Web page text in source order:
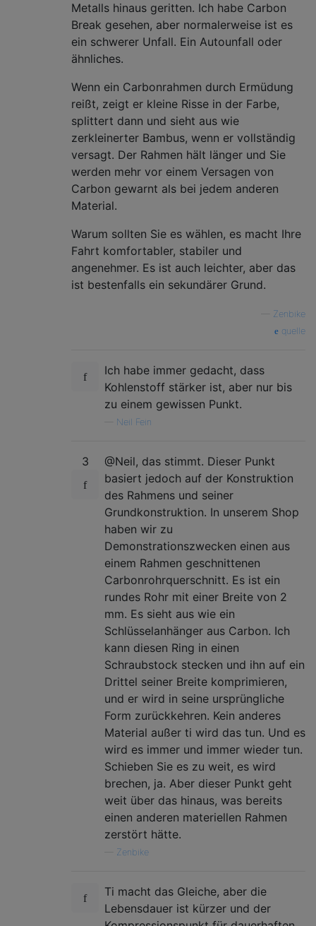
Metalls hinaus geritten. Ich habe Carbon
Break gesehen, aber normalerweise ist es
ein schwerer Unfall. Ein Autounfall oder
ähnliches.
Wenn ein Carbonrahmen durch Ermüdung
reißt, zeigt er kleine Risse in der Farbe,
splittert dann und sieht aus wie
zerkleinerter Bambus, wenn er vollständig
versagt. Der Rahmen hält länger und Sie
werden mehr vor einem Versagen von
Carbon gewarnt als bei jedem anderen
Material.
Warum sollten Sie es wählen, es macht Ihre
Fahrt komfortabler, stabiler und
angenehmer. Es ist auch leichter, aber das
ist bestenfalls ein sekundärer Grund.
Zenbike
quelle
Ich habe immer gedacht, dass
Kohlenstoff stärker ist, aber nur bis
zu einem gewissen Punkt.
Neil Fein
3
@Neil, das stimmt. Dieser Punkt
basiert jedoch auf der Konstruktion
des Rahmens und seiner
Grundkonstruktion. In unserem Shop
haben wir zu
Demonstrationszwecken einen aus
einem Rahmen geschnittenen
Carbonrohrquerschnitt. Es ist ein
rundes Rohr mit einer Breite von 2
mm. Es sieht aus wie ein
Schlüsselanhänger aus Carbon. Ich
kann diesen Ring in einen
Schraubstock stecken und ihn auf ein
Drittel seiner Breite komprimieren,
und er wird in seine ursprüngliche
Form zurückkehren. Kein anderes
Material außer ti wird das tun. Und es
wird es immer und immer wieder tun.
Schieben Sie es zu weit, es wird
brechen, ja. Aber dieser Punkt geht
weit über das hinaus, was bereits
einen anderen materiellen Rahmen
zerstört hätte.
Zenbike
Ti macht das Gleiche, aber die
Lebensdauer ist kürzer und der